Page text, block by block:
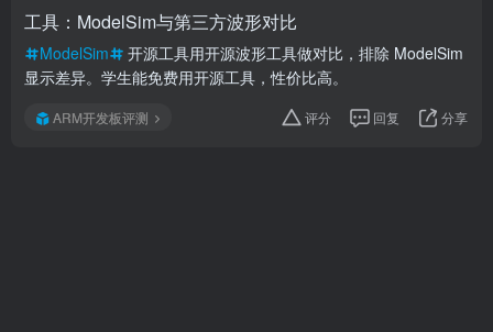
工具：ModelSim与第三方波形对比
ModelSim
开源工具用开源波形工具做对比，排除 ModelSim
显示差异。学生能免费用开源工具，性价比高。
ARM开发板评测 评分 回复 分享